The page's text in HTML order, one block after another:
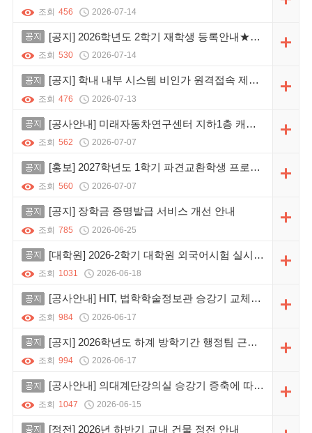
조회 456 2026-07-14
공지 [공지] 2026학년도 2학기 재학생 등록안내★★★★★
조회 530 2026-07-14
공지 [공지] 학내 내부 시스템 비인가 원격접속 제한 및 한양 VPN 사용 안내
조회 476 2026-07-13
공지 [공사안내] 미래자동차연구센터 지하1층 캐노피 증축공사
조회 562 2026-07-07
공지 [홍보] 2027학년도 1학기 파견교환학생 프로그램 안내
조회 560 2026-07-07
공지 [공지] 장학금 증명발급 서비스 개선 안내
조회 785 2026-06-25
공지 [대학원] 2026-2학기 대학원 외국어시험 실시 및 면제서류 제출 안내
조회 1031 2026-06-18
공지 [공사안내] HIT, 법학학술정보관 승강기 교체공사(정정)
조회 984 2026-06-17
공지 [공지] 2026학년도 하계 방학기간 행정팀 근무시간 변경 안내
조회 994 2026-06-17
공지 [공사안내] 의대계단강의실 승강기 증축에 따른 공사 안내
조회 1047 2026-06-15
공지 [정전] 2026년 하반기 교내 건물 정전 안내